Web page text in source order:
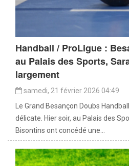
Handball / ProLigue :
au Palais des Sports,
largement
samedi, 21 février 2026 04:49
Le Grand Besançon Doubs
délicate. Hier soir, au Palais des
Bisontins ont concédé une...